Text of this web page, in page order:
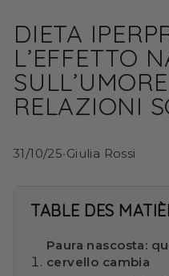
DIETA
L’EFFETTO
RELAZIONI
31/10/25•Giulia Rossi
TABLE DES
Paura nascosta:
cervello cambia